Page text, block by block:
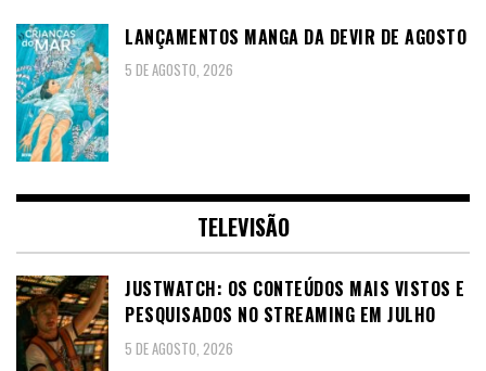
LANÇAMENTOS MANGA DA DEVIR DE AGOSTO
5 DE AGOSTO, 2026
TELEVISÃO
JUSTWATCH: OS CONTEÚDOS MAIS VISTOS E
PESQUISADOS NO STREAMING EM JULHO
5 DE AGOSTO, 2026